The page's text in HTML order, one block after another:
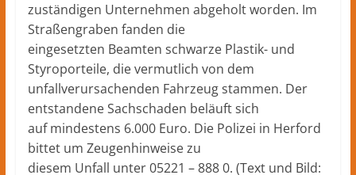
zuständigen Unternehmen abgeholt worden. Im
Straßengraben fanden die
eingesetzten Beamten schwarze Plastik- und
Styroporteile, die vermutlich von dem
unfallverursachenden Fahrzeug stammen. Der
entstandene Sachschaden beläuft sich
auf mindestens 6.000 Euro. Die Polizei in Herford
bittet um Zeugenhinweise zu
diesem Unfall unter 05221 – 888 0. (Text und Bild: